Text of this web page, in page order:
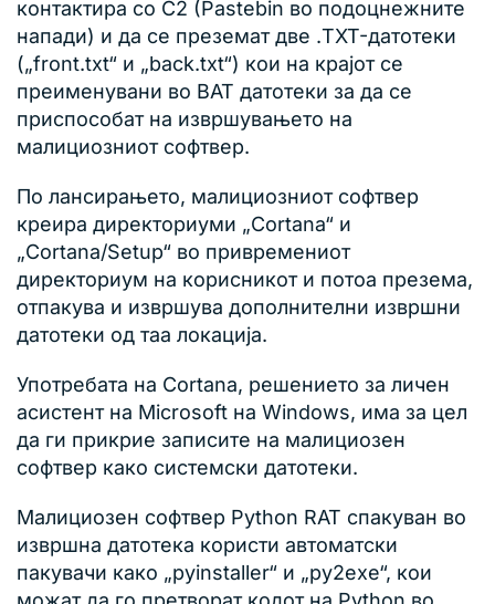
контактира со C2 (Pastebin во подоцнежните
напади) и да се преземат две .TXT-датотеки
(„front.txt“ и „back.txt“) кои на крајот се
преименувани во BAT датотеки за да се
приспособат на извршувањето на
малициозниот софтвер.
По лансирањето, малициозниот софтвер
креира директориуми „Cortana“ и
„Cortana/Setup“ во привремениот
директориум на корисникот и потоа презема,
отпакува и извршува дополнителни извршни
датотеки од таа локација.
Употребата на Cortana, решението за личен
асистент на Microsoft на Windows, има за цел
да ги прикрие записите на малициозен
софтвер како системски датотеки.
Малициозен софтвер Python RAT спакуван во
извршна датотека користи автоматски
пакувачи како „pyinstaller“ и „py2exe“, кои